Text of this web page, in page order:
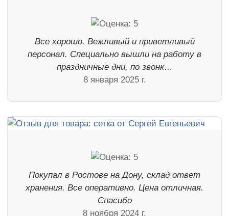
Все хорошо. Вежливый и приветливый
персонал. Специально вышли на работу в
праздничные дни, по звонк…
8 января 2025 г.
Покупал в Ростове на Дону, склад ответ
хранения. Все оперативно. Цена отличная.
Спасибо
8 ноября 2024 г.